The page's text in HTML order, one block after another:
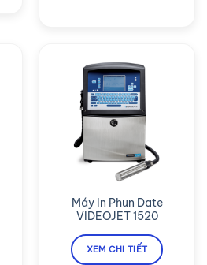
Máy In Phun Date
VIDEOJET 1520
XEM CHI TIẾT